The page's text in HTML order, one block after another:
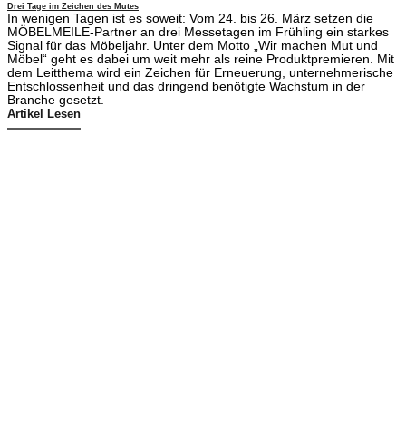
Drei Tage im Zeichen des Mutes
In wenigen Tagen ist es soweit: Vom 24. bis 26. März setzen die
MÖBELMEILE-Partner an drei Messetagen im Frühling ein starkes
Signal für das Möbeljahr. Unter dem Motto „Wir machen Mut und
Möbel“ geht es dabei um weit mehr als reine Produktpremieren. Mit
dem Leitthema wird ein Zeichen für Erneuerung, unternehmerische
Entschlossenheit und das dringend benötigte Wachstum in der
Branche gesetzt.
Artikel Lesen